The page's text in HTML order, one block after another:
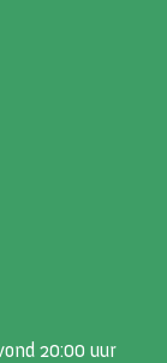
20:00 uur